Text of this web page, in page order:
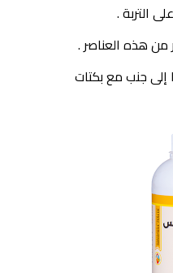
التربة .
هذه العناصر .
إلى جنب مع بكتات